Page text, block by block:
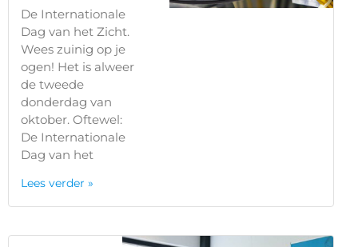
De Internationale
Dag van het Zicht.
Wees zuinig op je
ogen! Het is alweer
de tweede
donderdag van
oktober. Oftewel:
De Internationale
Dag van het
Lees verder »